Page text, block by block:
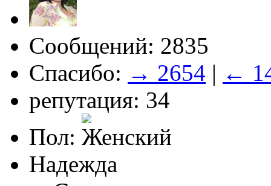
Сообщений: 2835
Спасибо: → 2654 | ←
репутация: 34
Пол:
Надежда